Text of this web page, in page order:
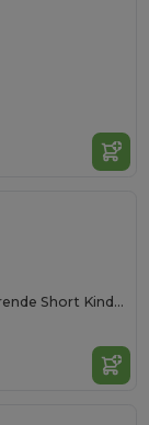
OLIMPICO KIDS Contrasterende Short Kinderen